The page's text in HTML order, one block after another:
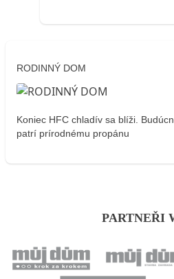
RODINNÝ DOM
Koniec HFC chladív sa blíži.
patrí prírodnému propánu
PARTNEŘI